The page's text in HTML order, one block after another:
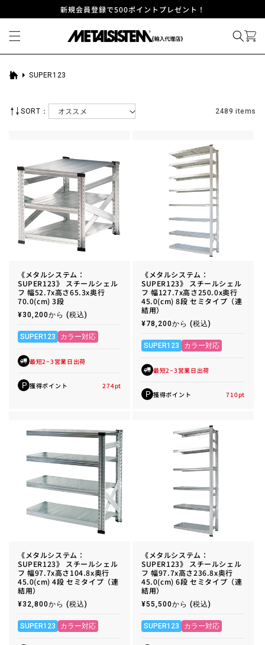
新規会員登録で500ポイントプレゼント！
ホ
SUPER123
SORT： 2489 items
《メタルシステム：
SUPER123》 スチールシェル
フ 幅52.7x高さ65.3x奥行
70.0(cm) 3段
通
価
格
¥30,200から (税込)
SUPER123 カラー対応
最短2~3営業日出荷
P 獲得ポイント 274pt
《メタルシステム：
SUPER123》 スチールシェル
フ 幅127.7x高さ250.0x奥行
45.0(cm) 8段 セミタイプ（連
結用）
通
価
格
¥78,200から (税込)
SUPER123 カラー対応
最短2~3営業日出荷
P 獲得ポイント 710pt
《メタルシステム：
SUPER123》 スチールシェル
フ 幅97.7x高さ104.8x奥行
45.0(cm) 4段 セミタイプ（連
結用）
通
価
格
¥32,800から (税込)
SUPER123 カラー対応
《メタルシステム：
SUPER123》 スチールシェル
フ 幅97.7x高さ236.8x奥行
45.0(cm) 6段 セミタイプ（連
結用）
通
価
格
¥55,500から (税込)
SUPER123 カラー対応